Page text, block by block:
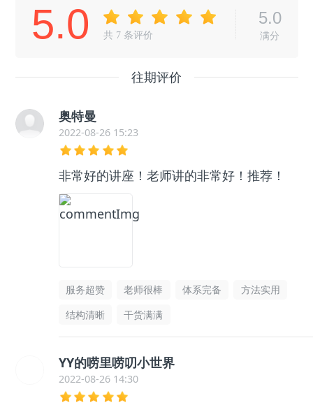
5.0 共 7 条评价
5.0
满分
往期评价
奥特曼
2022-08-26 15:23
非常好的讲座！老师讲的非常好！推荐！
服务超赞 老师很棒 体系完备
方法实用
结构清晰
干货满满
YY的唠里唠叨小世界
2022-08-26 14:30